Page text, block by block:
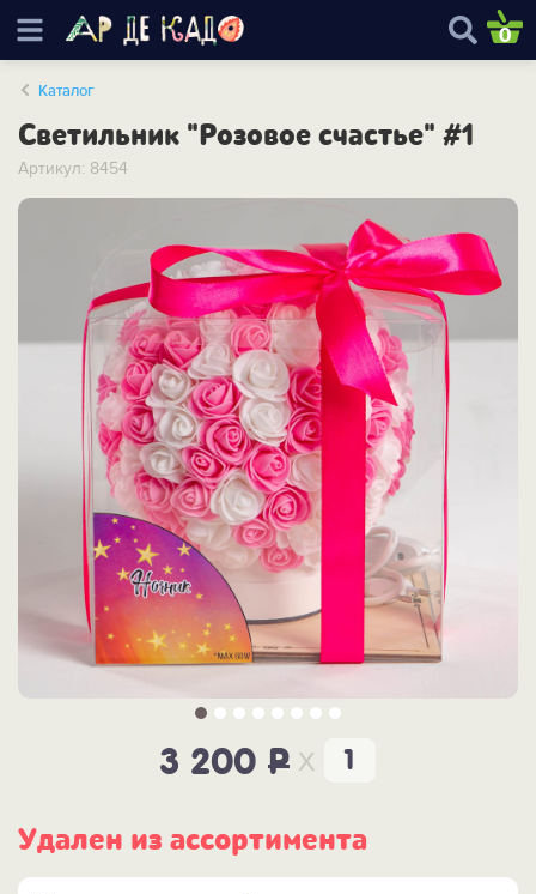
0
Каталог
Светильник "Розовое счастье" #1
Артикул: 8454
3 200 P x
Удален из ассортимента